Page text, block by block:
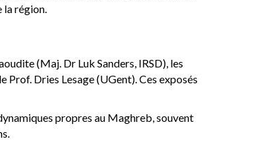
la région.
(Maj. Dr Luk Sanders, IRSD), les
Dries Lesage (UGent). Ces exposés
propres au Maghreb, souvent